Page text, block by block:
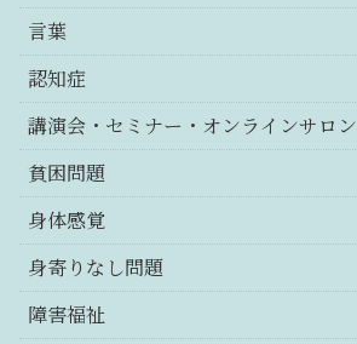
言葉
認知症
講演会・セミナー・オンラインサロン
貧困問題
身体感覚
身寄りなし問題
障害福祉